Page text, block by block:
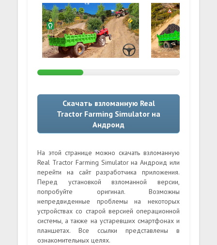
Скачать взломанную Real
Tractor Farming Simulator на
Андроид
На этой странице можно скачать взломанную
Real Tractor Farming Simulator на Андроид или
перейти на сайт разработчика приложения.
Перед установкой взломанной версии,
попробуйте оригинал. Возможны
непредвиденные проблемы на некоторых
устройствах со старой версией операционной
системы, а также на устаревших смартфонах и
планшетах. Все ссылки представлены в
ознакомительных целях.